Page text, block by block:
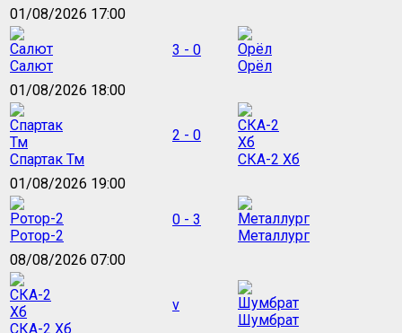
01/08/2026 17:00
Салют
3 - 0
Орёл
01/08/2026 18:00
Спартак Тм
2 - 0
СКА-2 Хб
01/08/2026 19:00
Ротор-2
0 - 3
Металлург
08/08/2026 07:00
СКА-2 Хб
v
Шумбрат